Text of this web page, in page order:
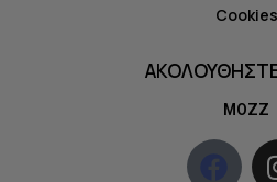
Cookies
MOZZ